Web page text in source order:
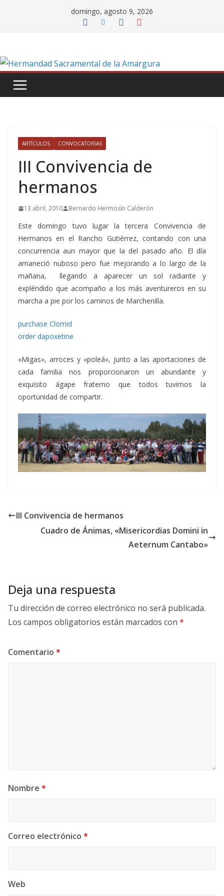
domingo, agosto 9, 2026
ARTÍCULOS CONVOCATORIAS
III Convivencia de
hermanos
13 abril, 2010 Bernardo Hermosín Calderón
Este domingo tuvo lugar la tercera Convivencia de
Hermanos en el Rancho Gutiérrez, contando con una
concurrencia aun mayor que la del pasado año. El día
amaneció nuboso pero fue mejorando a lo largo de la
mañana, llegando a aparecer un sol radiante y
expléndido que acompaño a los más aventureros en su
marcha a pie por los caminos de Marchenilla.
purchase Clomid
order dapoxetine
«Migas», arroces y «poleá», junto a las aportaciones de
cada familia nos proporcionaron un abundante y
exquisito ágape fraterno que todos tuvimos la
oportunidad de compartir.
III Convivencia de hermanos
Cuadro de Ánimas, «Misericordias Domini in
Aeternum Cantabo»
Deja una respuesta
Tu dirección de correo electrónico no será publicada.
Los campos obligatorios están marcados con *
Comentario *
Nombre *
Correo electrónico *
Web